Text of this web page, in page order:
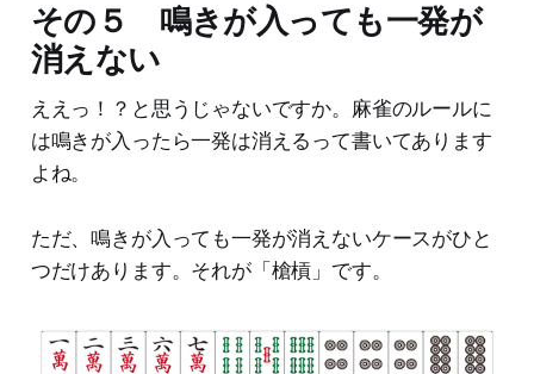
その５ 鳴きが入っても一発が
消えない
ええっ！？と思うじゃないですか。麻雀のルールに
は鳴きが入ったら一発は消えるって書いてあります
よね。
ただ、鳴きが入っても一発が消えないケースがひと
つだけあります。それが「槍槓」です。